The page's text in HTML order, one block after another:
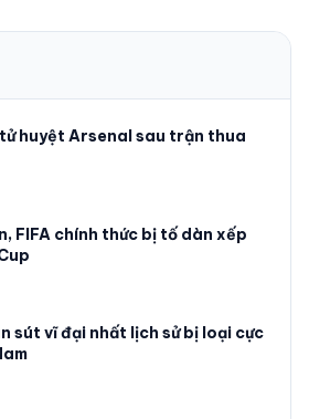
huyệt Arsenal sau trận thua
FIFA chính thức bị tố dàn xếp
sút vĩ đại nhất lịch sử bị loại cực